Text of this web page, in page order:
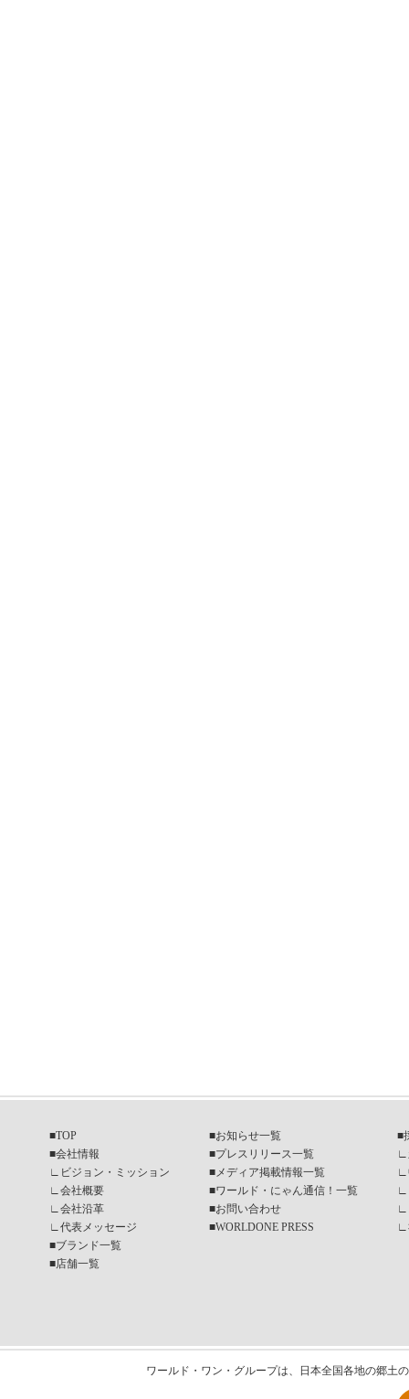
■TOP
■会社情報
∟ ビジョン・ミッション
∟会社概要
∟会社沿革
∟代表メッセージ
■ブランド一覧
■店舗一覧
■お知らせ一覧
■プレスリリース一覧
■メディア掲載情報一覧
■ワールド・にゃん通信！一覧
■お問い合わせ
■WORLDONE PRESS
■
∟
∟
∟
∟
∟
ワールド・ワン・グループは、日本全国各地の郷土